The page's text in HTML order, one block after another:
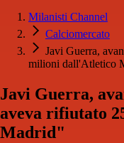
Milanisti Channel
Calciomercato
Javi Guerra,
milioni dall'Atletico
Javi Guerra,
aveva rifiutato
Madrid"